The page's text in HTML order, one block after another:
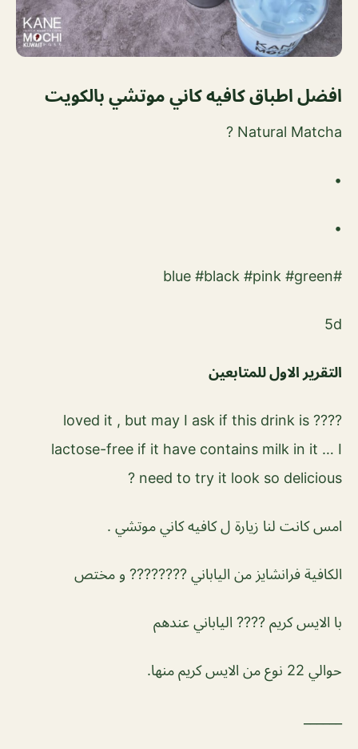
افضل اطباق كافيه كاني موتشي بالكويت
Natural Matcha ?
•
•
#blue #black #pink #green
5d
التقرير الاول للمتابعين
???? loved it , but may I ask if this drink is
lactose-free if it have contains milk in it … I
need to try it look so delicious ?
امس كانت لنا زيارة ل كافيه كاني موتشي .
الكافية فرانشايز من الياباني ???????? و مختص
با الايس كريم ???? الياباني عندهم
حوالي 22 نوع من الايس كريم منها.